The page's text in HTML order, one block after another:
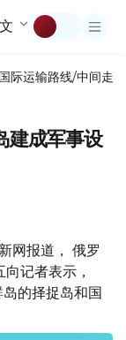
际运输路线/中间走廊
建成军事设
网报道， 俄罗
记者表示，
的择捉岛和国